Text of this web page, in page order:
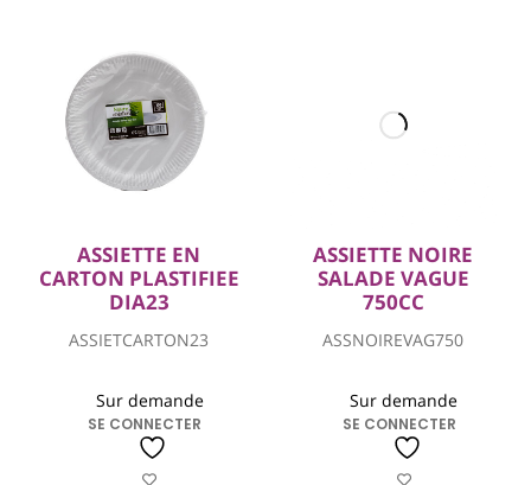
ASSIETTE EN
CARTON PLASTIFIEE
DIA23
ASSIETCARTON23
Sur demande
SE CONNECTER
ASSIETTE NOIRE
SALADE VAGUE
750CC
ASSNOIREVAG750
Sur demande
SE CONNECTER